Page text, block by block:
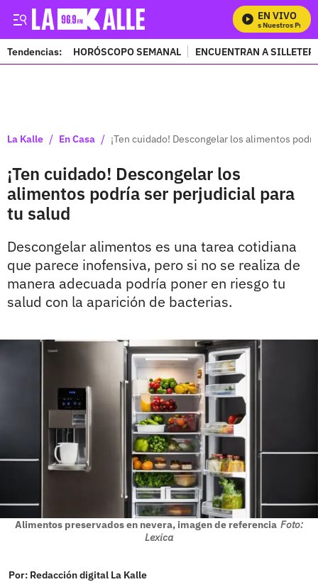
EN VIVO
Mira Todos Nuestros
Tendencias: HORÓSCOPO SEMANAL ENCUENTRAN A
La Kalle / En Casa / ¡Ten cuidado! Descongelar los alimentos
¡Ten cuidado! Descongelar los
alimentos podría ser perjudicial para
tu salud
Descongelar alimentos es una tarea cotidiana
que parece inofensiva, pero si no se realiza de
manera adecuada podría poner en riesgo tu
salud con la aparición de bacterias.
Alimentos preservados en nevera, imagen de referencia Foto:
Lexica
Por: Redacción digital La Kalle